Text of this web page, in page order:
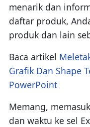
menarik dan
daftar produk,
produk dan lain
Baca artikel
Grafik Dan Shape
PowerPoint
Memang,
dan waktu ke sel